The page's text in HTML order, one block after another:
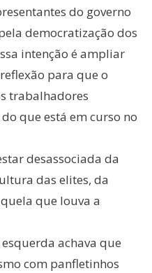
do governo
democratização dos
intenção é ampliar
para que o
trabalhadores
que está em curso no
desassociada da
das elites, da
que louva a
achava que
com panfletinhos